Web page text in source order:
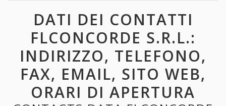
DATI DEI CONTATTI
FLCONCORDE S.R.L.:
INDIRIZZO, TELEFONO,
FAX, EMAIL, SITO WEB,
ORARI DI APERTURA